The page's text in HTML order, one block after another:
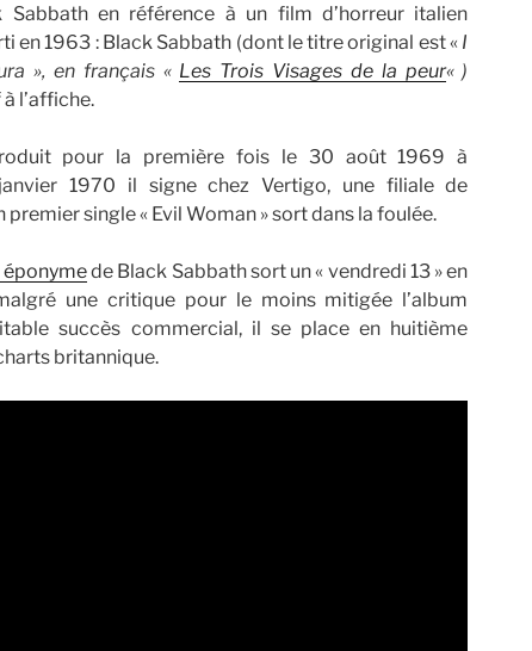
Sabbath en référence à un film d’horreur italien
en 1963 : Black Sabbath (dont le titre original est « I
», en français « Les Trois Visages de la peur« )
l’affiche.
pour la première fois le 30 août 1969 à
1970 il signe chez Vertigo, une filiale de
single « Evil Woman » sort dans la foulée.
de Black Sabbath sort un « vendredi 13 » en
une critique pour le moins mitigée l’album
succès commercial, il se place en huitième
britannique.